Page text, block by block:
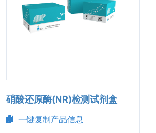
硝酸还原酶(NR)检测试剂盒
一键复制产品信息